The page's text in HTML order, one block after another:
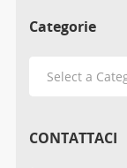
Categorie
CONTATTACI